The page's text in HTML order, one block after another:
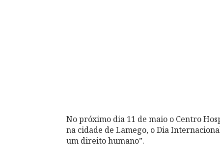
No próximo dia 11 de maio o Centro
na cidade de Lamego, o Dia
um direito humano”.